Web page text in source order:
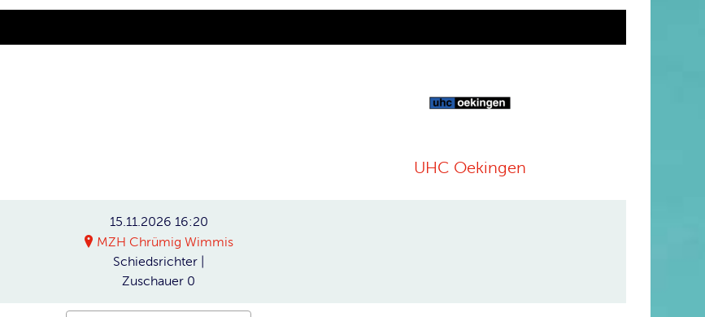
UHC Oekingen
15.11.2026 16:20
MZH Chrümig Wimmis
Schiedsrichter
Zuschauer 0